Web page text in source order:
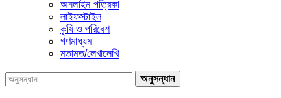
অনলাইন পত্রিকা
লাইফস্টাইল
কৃষি ও পরিবেশ
গণমাধ্যম
মতামত/লেখালেখি